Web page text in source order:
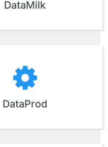
DataMilk
DataProd